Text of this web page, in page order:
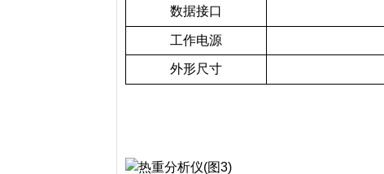
数据接口
工作电源
外形尺寸